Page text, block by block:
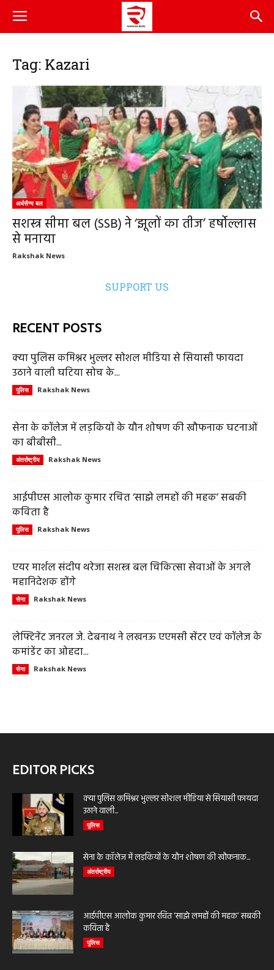
Tag: Kazari
अर्धसैन्य बल
सशस्त्र सीमा बल (SSB) ने ‘झूलों का तीज’ हर्षोल्लास
से मनाया
Rakshak News
SUPPORT US
RECENT POSTS
क्या पुलिस कमिश्नर भुल्लर सोशल मीडिया से सियासी फायदा
उठाने वाली घटिया सोच के...
पुलिस Rakshak News
सेना के कॉलेज में लड़कियों के यौन शोषण की खौफनाक घटनाओं
का बीबीसी...
अंतर्राष्ट्रीय Rakshak News
आईपीएस आलोक कुमार रचित ‘साझे लमहों की महक’ सबकी
कविता है
पुलिस Rakshak News
एयर मार्शल संदीप थरेजा सशस्त्र बल चिकित्सा सेवाओं के अगले
महानिदेशक होंगे
सेना Rakshak News
लेफ्टिनेंट जनरल जे. देबनाथ ने लखनऊ एएमसी सेंटर एवं कॉलेज के
कमांडेंट का ओहदा...
सेना Rakshak News
EDITOR PICKS
क्या पुलिस कमिश्नर भुल्लर सोशल मीडिया से सियासी फायदा
उठाने वाली...
पुलिस
सेना के कॉलेज में लड़कियों के यौन शोषण की खौफनाक...
अंतर्राष्ट्रीय
आईपीएस आलोक कुमार रचित ‘साझे लमहों की महक’ सबकी
कविता है
पुलिस